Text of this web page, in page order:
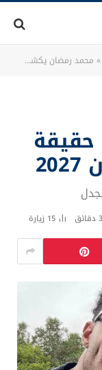
» محمد رمضان يكشف حقيقة غيابه عن دراما رمضان 2027
3 دقائق 15 زيارة